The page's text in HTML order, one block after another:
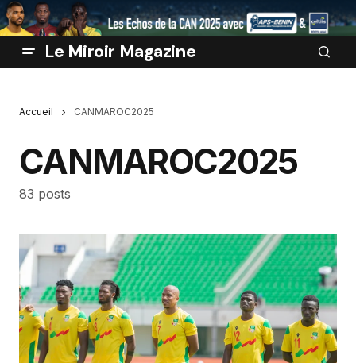
Le Miroir Magazine
Accueil CANMAROC2025
CANMAROC2025
83 posts